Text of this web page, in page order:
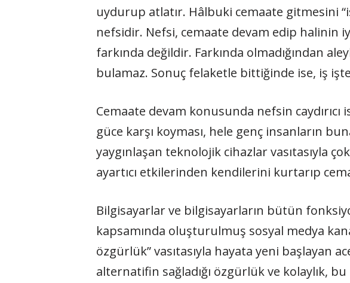
uydurup atlatır. Hâlbuki cemaate gitmesini
nefsidir. Nefsi, cemaate devam edip halinin
farkında değildir. Farkında olmadığından
bulamaz. Sonuç felaketle bittiğinde ise, iş
Cemaate devam konusunda nefsin
güce karşı koyması, hele genç insanların
yaygınlaşan teknolojik cihazlar vasıtasıyla
ayartıcı etkilerinden kendilerini kurtarıp
Bilgisayarlar ve bilgisayarların bütün
kapsamında oluşturulmuş sosyal medya
özgürlük” vasıtasıyla hayata yeni başlayan
alternatifin sağladığı özgürlük ve kolaylık,